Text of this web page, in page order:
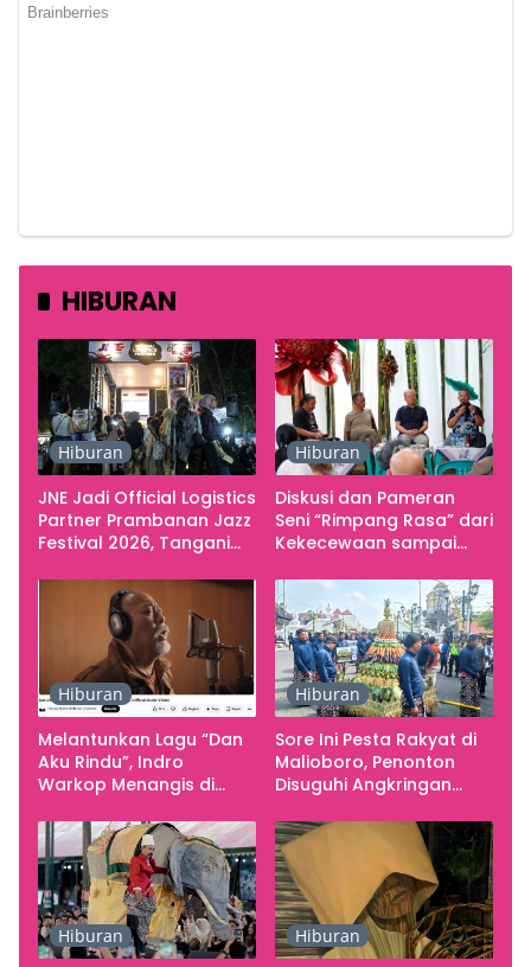
HIBURAN
Hiburan
JNE Jadi Official Logistics
Partner Prambanan Jazz
Festival 2026, Tangani
Kebutuhan Konser
Hiburan
Diskusi dan Pameran
Seni “Rimpang Rasa” dari
Kekecewaan sampai
Yogyakarta sebagai
Pusat Pergerakan Seni
Rupa Indonesia
Hiburan
Melantunkan Lagu “Dan
Aku Rindu”, Indro
Warkop Menangis di
Hiburan
Sore Ini Pesta Rakyat di
Malioboro, Penonton
Disuguhi Angkringan
Hiburan Hiburan